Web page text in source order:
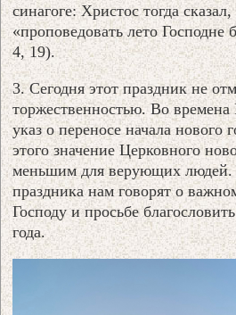
синагоге: Христос тогда
«проповедовать лето Господне
4, 19).
3. Сегодня этот праздник не
торжественностью. Во времена
указ о переносе начала нового
этого значение Церковного
меньшим для верующих людей.
праздника нам говорят о
Господу и просьбе
года.